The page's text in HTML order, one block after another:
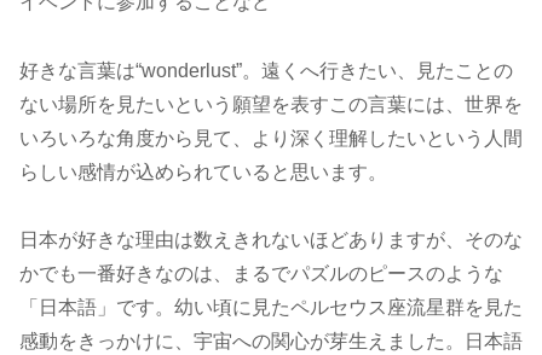
好きな言葉は“wonderlust”。遠くへ行きたい、見たことの
ない場所を見たいという願望を表すこの言葉には、世界を
いろいろな角度から見て、より深く理解したいという人間
らしい感情が込められていると思います。
日本が好きな理由は数えきれないほどありますが、そのな
かでも一番好きなのは、まるでパズルのピースのような
「日本語」です。幼い頃に見たペルセウス座流星群を見た
感動をきっかけに、宇宙への関心が芽生えました。日本語